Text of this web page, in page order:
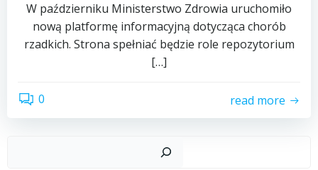
W październiku Ministerstwo Zdrowia uruchomiło
nową platformę informacyjną dotycząca chorób
rzadkich. Strona spełniać będzie role repozytorium
[…]
0 read more